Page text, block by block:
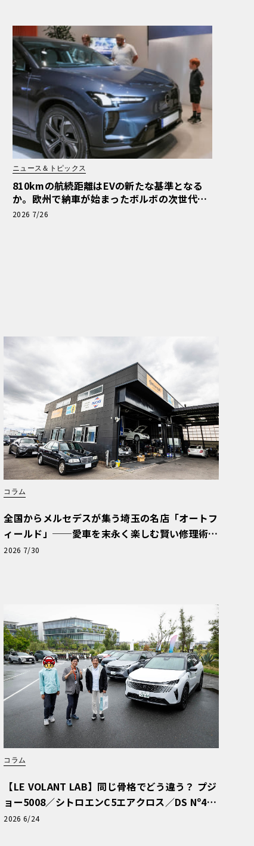
ニュース＆トピックス
810kmの航続距離はEVの新たな基準となる
か。欧州で納車が始まったボルボの次世代SU
V「EX60」
2026 7/26
コラム
全国からメルセデスが集う埼玉の名店「オートフ
ィールド」──愛車を末永く楽しむ賢い修理術
と、プロがフックス製オイルを選ぶ理由〈PR〉
2026 7/30
コラム
【LE VOLANT LAB】同じ骨格でどう違う？ プジ
ョー5008／シトロエンC5エアクロス／DS Nº4
読者一気乗りレポート
2026 6/24